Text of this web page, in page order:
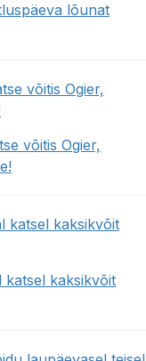
lõunat
võitis Ogier,
katsel kaksikvõit